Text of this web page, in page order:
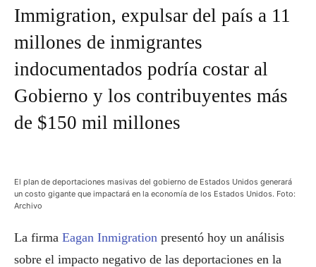
Immigration, expulsar del país a 11
millones de inmigrantes
indocumentados podría costar al
Gobierno y los contribuyentes más
de $150 mil millones
El plan de deportaciones masivas del gobierno de Estados Unidos generará
un costo gigante que impactará en la economía de los Estados Unidos. Foto:
Archivo
La firma Eagan Inmigration presentó hoy un análisis
sobre el impacto negativo de las deportaciones en la